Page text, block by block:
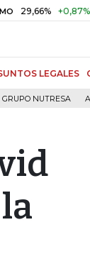
+0,87% +3,02%
LEGALES
GRUPO NUTRESA